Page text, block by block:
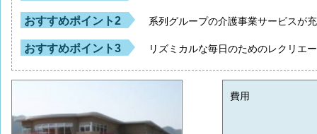
おすすめポイント2 系列グループの介護事業サービスが
おすすめポイント3 リズミカルな毎日のためのレクリエ
費用